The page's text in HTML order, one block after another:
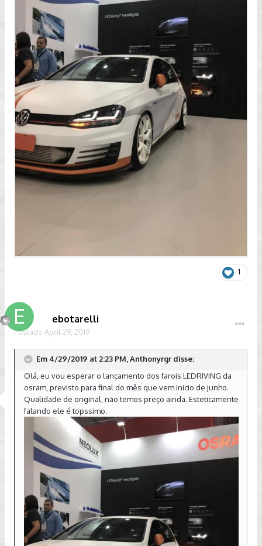
1
ebotarelli
Postado April 29, 2019
Em 4/29/2019 at 2:23 PM, Anthonyrgr disse:
Olá, eu vou esperar o lançamento dos farois LEDRIVING da
osram, previsto para final do mês que vem inicio de junho.
Qualidade de original, não temos preço ainda. Esteticamente
falando ele é topssimo.